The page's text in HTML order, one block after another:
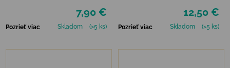
7,90 €
Pozrieť viac Skladom (>5 ks)
12,50 €
Pozrieť viac Skladom (>5 ks)